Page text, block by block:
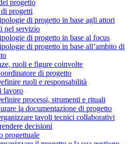
progetto
progetti
di progetto in base agli attori
nel servizio
di progetto in base al focus
di progetto in base all’ambito di
ruoli e figure coinvolte
di progetto
ruoli e responsabilità
lavoro
processi, strumenti e rituali
la documentazione di progetto
tavoli tecnici collaborativi
decisioni
progettuale